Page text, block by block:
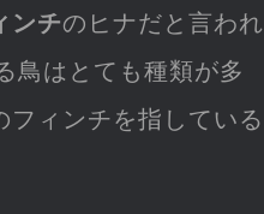
ンチのヒナだと言われ
鳥はとても種類が多
ィンチを指している